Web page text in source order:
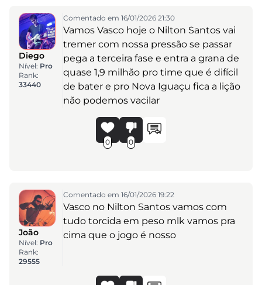
Diego
Nível: Pro
Rank:
33440
Comentado em 16/01/2026 21:30
Vamos Vasco hoje o Nilton Santos vai
tremer com nossa pressão se passar
pega a terceira fase e entra a grana de
quase 1,9 milhão pro time que é difícil
de bater e pro Nova Iguaçu fica a lição
não podemos vacilar
0 0
João
Nível: Pro
Rank:
29555
Comentado em 16/01/2026 19:22
Vasco no Nilton Santos vamos com
tudo torcida em peso mlk vamos pra
cima que o jogo é nosso